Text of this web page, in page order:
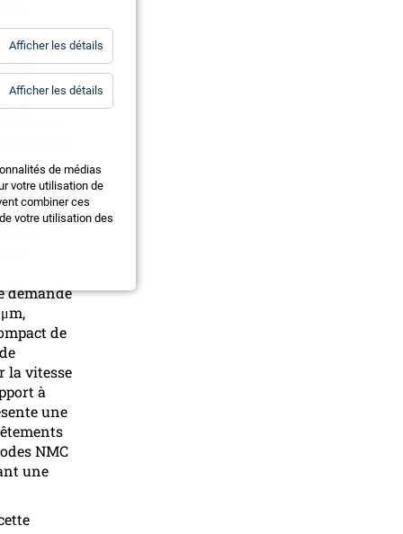
contre
à
kWh, ce
de
demande
de
la vitesse
à
une
NMC
une
Afficher les détails
Afficher les détails
de médias
votre utilisation de
combiner ces
votre utilisation des